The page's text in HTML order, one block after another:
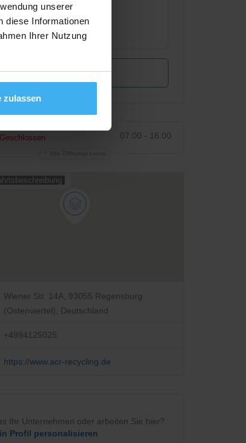
unserer
diese Informationen
Ihrer Nutzung
zulassen
Geschlossen 07:00 - 16:00
Wiener Str. 14A, 93055 Regensburg
(Ostenviertel), Deutschland
+4994125025
https://www.acr-recycling.de
Ihr Unternehmen oder arbeiten Sie hier?
Profil personalisieren